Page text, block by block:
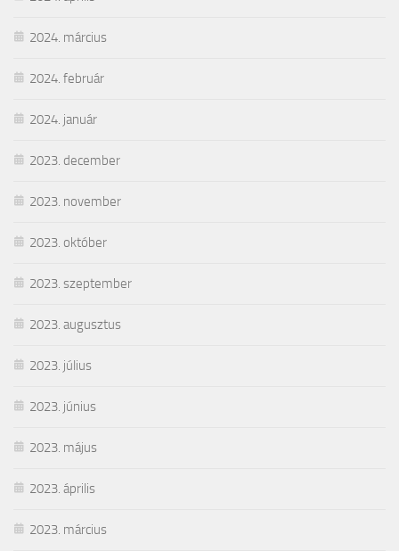
2024. március
2024. február
2024. január
2023. december
2023. november
2023. október
2023. szeptember
2023. augusztus
2023. július
2023. június
2023. május
2023. április
2023. március